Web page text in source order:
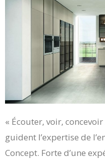
« Écouter, voir,
guident l’expertise de
Concept. Forte d’une